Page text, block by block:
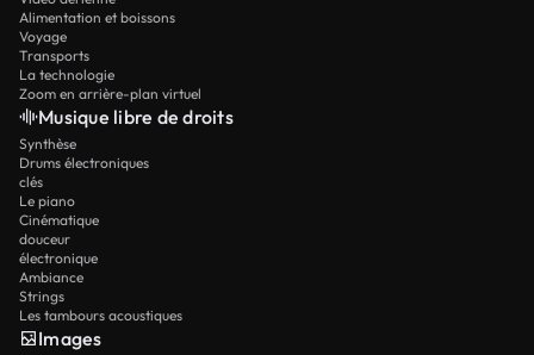
Alimentation et boissons
Voyage
Transports
La technologie
Zoom en arrière-plan virtuel
Musique libre de droits
Synthèse
Drums électroniques
clés
Le piano
Cinématique
douceur
électronique
Ambiance
Strings
Les tambours acoustiques
Images